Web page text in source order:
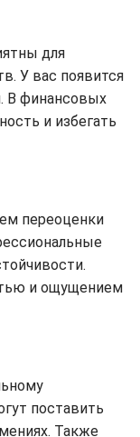
для
У вас появится
В финансовых
и избегать
переоценки
и ощущением
поставить
Также